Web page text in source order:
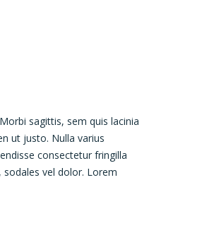
sagittis, sem quis lacinia
ut justo. Nulla varius
consectetur fringilla
sodales vel dolor. Lorem